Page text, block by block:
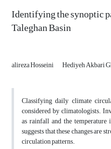
Identifying the synoptic
Taleghan Basin
alireza Hosseini
Hediyeh Akbari
Classifying daily climate
considered by climatologists.
as rainfall and the
suggests that these changes are
circulation patterns.